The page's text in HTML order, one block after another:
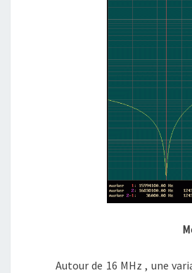
Autour de 16 MHz , une